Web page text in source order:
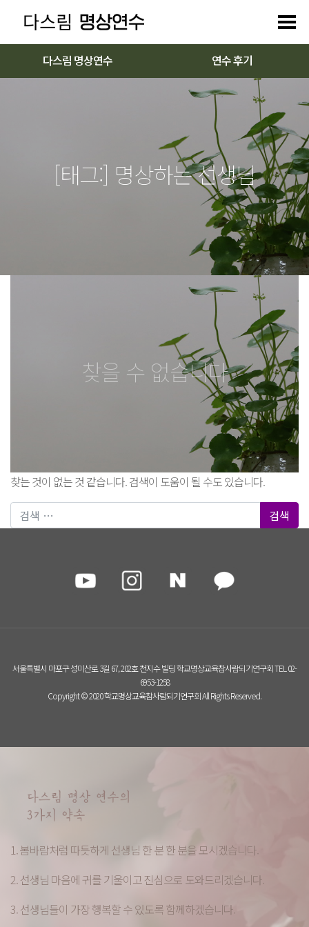
다스림 명상연수 연수 후기
[태그:] 명상하는 선생님
찾을 수 없습니다
찾는 것이 없는 것 같습니다. 검색이 도움이 될 수도 있습니다.
검색어:
서울특별시 마포구 성미산로 3길 67, 202호 천지수 빌딩 학교명상교육참사람되기연구회 TEL 02-
6953-1258
Copyright © 2020 학교명상교육참사람되기연구회 All Rights Reserved.
1. 봄바람처럼 따듯하게 선생님 한 분 한 분을 모시겠습니다.
2. 선생님 마음에 귀를 기울이고 진심으로 도와드리겠습니다.
3. 선생님들이 가장 행복할 수 있도록 함께하겠습니다.